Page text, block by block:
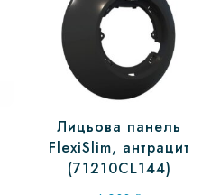
Лицьова панель
FlexiSlim, антрацит
(71210CL144)